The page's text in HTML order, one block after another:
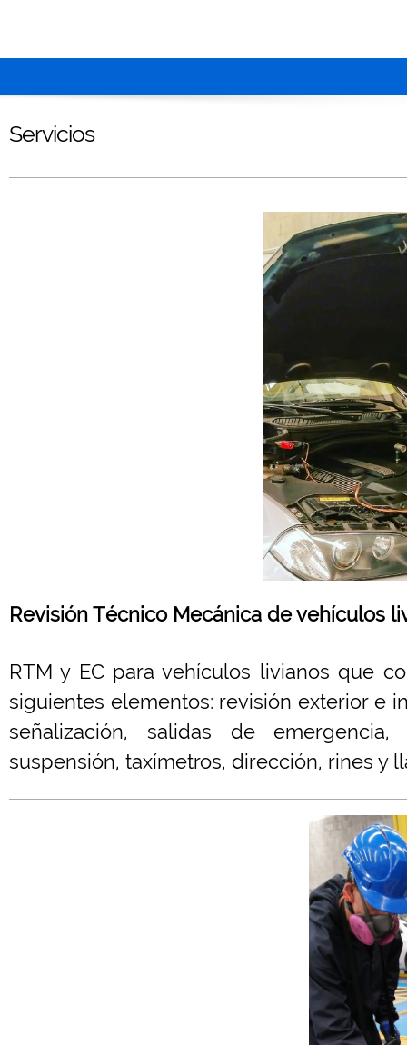
Servicios
Revisión Técnico Mecánica de vehículos
RTM y EC para vehículos livianos que
siguientes elementos: revisión exterior e
señalización, salidas de
suspensión, taxímetros, dirección, rines y